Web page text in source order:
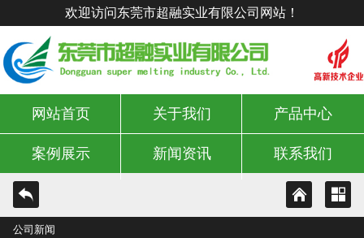
欢迎访问东莞市超融实业有限公司网站！
网站首页 关于我们 产品中心
案例展示 新闻资讯 联系我们
公司新闻